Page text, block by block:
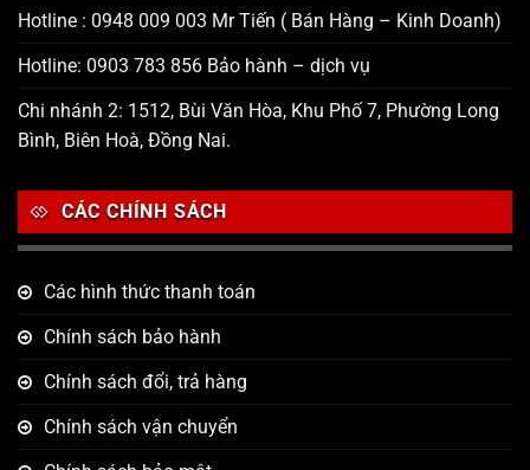
Hotline : 0948 009 003 Mr Tiến ( Bán Hàng – Kinh Doanh)
Hotline: 0903 783 856 Bảo hành – dịch vụ
Chi nhánh 2: 1512, Bùi Văn Hòa, Khu Phố 7, Phường Long
Bình, Biên Hoà, Đồng Nai.
CÁC CHÍNH SÁCH
Các hình thức thanh toán
Chính sách bảo hành
Chính sách đổi, trả hàng
Chính sách vận chuyển